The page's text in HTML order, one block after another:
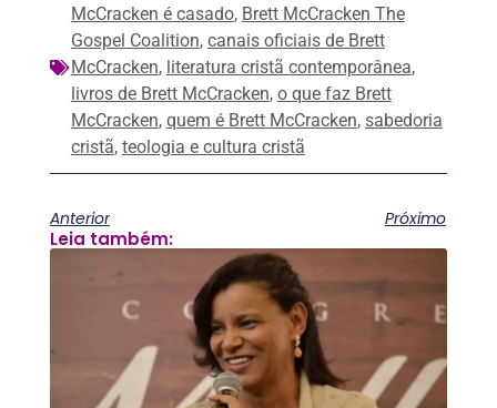
McCracken é casado, Brett McCracken The
Gospel Coalition, canais oficiais de Brett
McCracken, literatura cristã contemporânea,
livros de Brett McCracken, o que faz Brett
McCracken, quem é Brett McCracken, sabedoria
cristã, teologia e cultura cristã
Anterior Próximo
Leia também: